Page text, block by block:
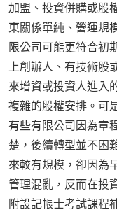
加盟、投資併購或股
東關係單純、營運規
限公司可能更符合初
上創辦人、有技術股
來增資或投資人進入
複雜的股權安排。可
有些有限公司因為章
楚，後續轉型並不困
來較有規模，卻因為
管理混亂，反而在投
附設記帳士考試課程